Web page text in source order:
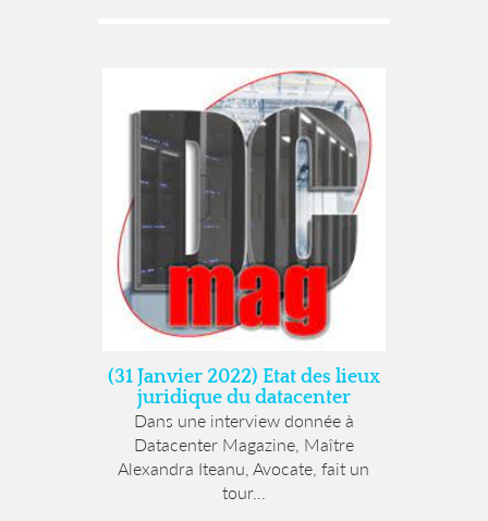
(31 Janvier 2022) Etat des lieux
juridique du datacenter
Dans une interview donnée à
Datacenter Magazine, Maître
Alexandra Iteanu, Avocate, fait un
tour...